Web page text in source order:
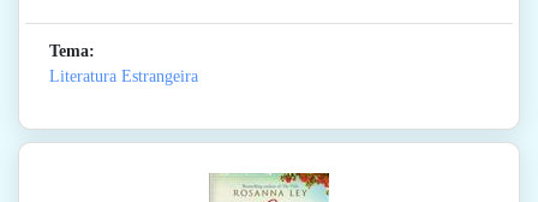
Tema:
Literatura Estrangeira